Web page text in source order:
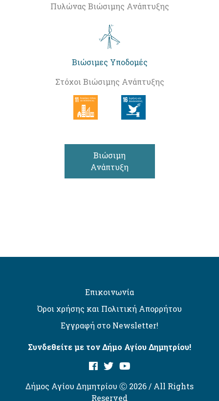
Πυλώνας Βιώσιμης Ανάπτυξης
Βιώσιμες Υποδομές
Στόχοι Βιώσιμης Ανάπτυξης
Βιώσιμη
Ανάπτυξη
Επικοινωνία
Όροι χρήσης και Πολιτική Απορρήτου
Εγγραφή στο Newsletter!
Συνδεθείτε με τον Δήμο Αγίου Δημητρίου!
Δήμος Αγίου Δημητρίου Ⓒ 2026 / All Rights
Reserved